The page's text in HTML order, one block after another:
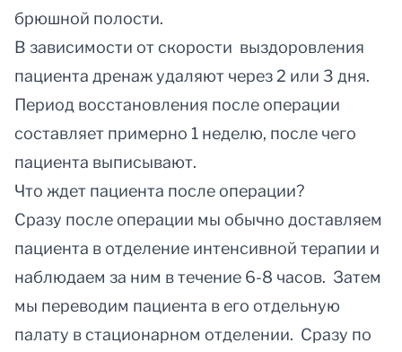
брюшной полости.
В зависимости от скорости выздоровления
пациента дренаж удаляют через 2 или 3 дня.
Период восстановления после операции
составляет примерно 1 неделю, после чего
пациента выписывают.
Что ждет пациента после операции?
Сразу после операции мы обычно доставляем
пациента в отделение интенсивной терапии и
наблюдаем за ним в течение 6-8 часов. Затем
мы переводим пациента в его отдельную
палату в стационарном отделении. Сразу по